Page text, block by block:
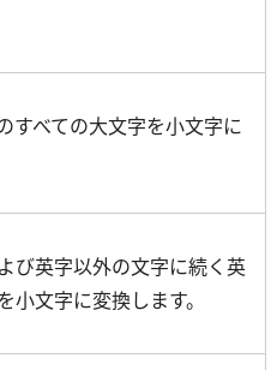
すべての大文字を小文字に
び英字以外の文字に続く英
文字に変換します。